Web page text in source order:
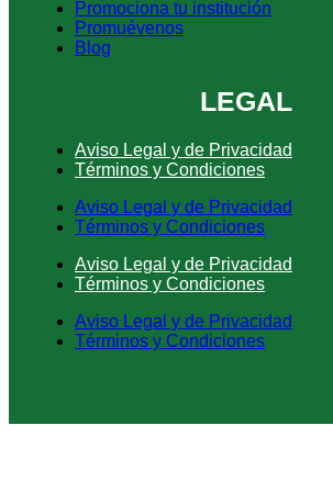
Promociona tu institución
Promuévenos
Blog
LEGAL
Aviso Legal y de Privacidad
Términos y Condiciones
Aviso Legal y de Privacidad
Términos y Condiciones
Aviso Legal y de Privacidad
Términos y Condiciones
Aviso Legal y de Privacidad
Términos y Condiciones